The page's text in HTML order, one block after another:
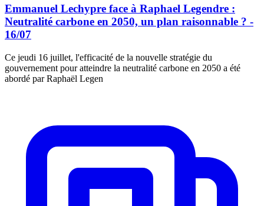
Emmanuel Lechypre face à Raphael Legendre :
Neutralité carbone en 2050, un plan raisonnable ? -
16/07
Ce jeudi 16 juillet, l'efficacité de la nouvelle stratégie du
gouvernement pour atteindre la neutralité carbone en 2050 a été
abordé par Raphaël Legen